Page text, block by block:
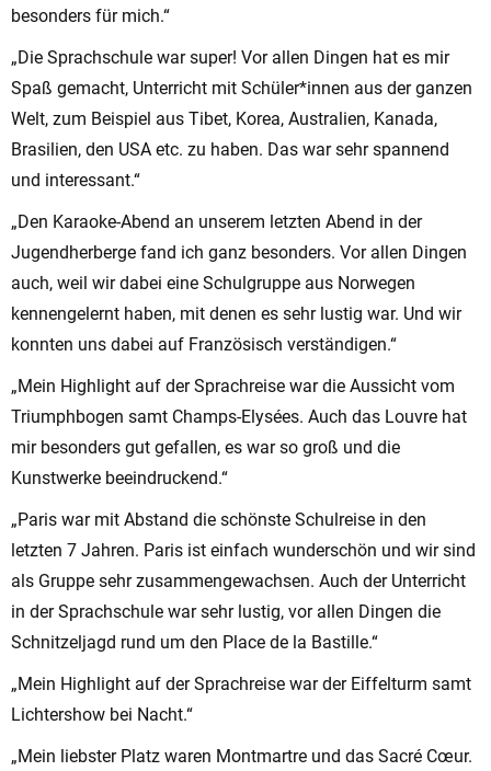
besonders für mich.“
„Die Sprachschule war super! Vor allen Dingen hat es mir
Spaß gemacht, Unterricht mit Schüler*innen aus der ganzen
Welt, zum Beispiel aus Tibet, Korea, Australien, Kanada,
Brasilien, den USA etc. zu haben. Das war sehr spannend
und interessant.“
„Den Karaoke-Abend an unserem letzten Abend in der
Jugendherberge fand ich ganz besonders. Vor allen Dingen
auch, weil wir dabei eine Schulgruppe aus Norwegen
kennengelernt haben, mit denen es sehr lustig war. Und wir
konnten uns dabei auf Französisch verständigen.“
„Mein Highlight auf der Sprachreise war die Aussicht vom
Triumphbogen samt Champs-Elysées. Auch das Louvre hat
mir besonders gut gefallen, es war so groß und die
Kunstwerke beeindruckend.“
„Paris war mit Abstand die schönste Schulreise in den
letzten 7 Jahren. Paris ist einfach wunderschön und wir sind
als Gruppe sehr zusammengewachsen. Auch der Unterricht
in der Sprachschule war sehr lustig, vor allen Dingen die
Schnitzeljagd rund um den Place de la Bastille.“
„Mein Highlight auf der Sprachreise war der Eiffelturm samt
Lichtershow bei Nacht.“
„Mein liebster Platz waren Montmartre und das Sacré Cœur.